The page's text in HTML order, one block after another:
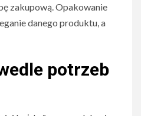
zakupową. Opakowanie
danego produktu, a
potrzeb